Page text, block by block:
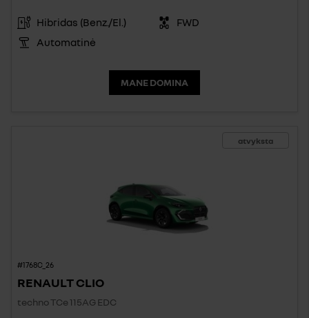
Hibridas (Benz./El.)
FWD
Automatinė
MANE DOMINA
atvyksta
#1768C_26
RENAULT CLIO
techno TCe 115AG EDC